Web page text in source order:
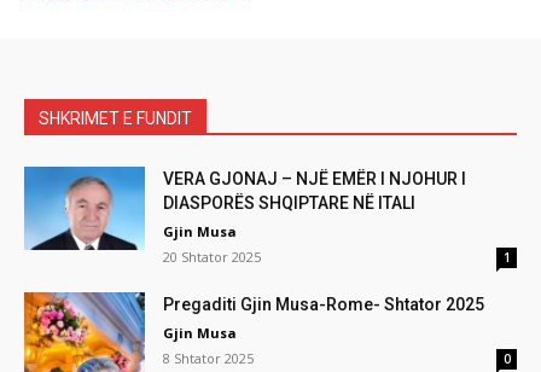
SHKRIMET E FUNDIT
VERA GJONAJ – NJË EMËR I NJOHUR I
DIASPORËS SHQIPTARE NË ITALI
Gjin Musa
20 Shtator 2025
1
Pregaditi Gjin Musa-Rome- Shtator 2025
Gjin Musa
8 Shtator 2025
0